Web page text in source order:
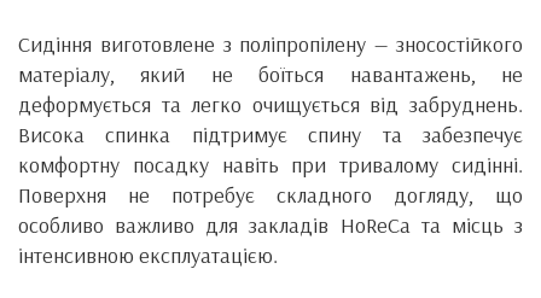
Сидіння виготовлене з поліпропілену — зносостійкого
матеріалу, який не боїться навантажень, не
деформується та легко очищується від забруднень.
Висока спинка підтримує спину та забезпечує
комфортну посадку навіть при тривалому сидінні.
Поверхня не потребує складного догляду, що
особливо важливо для закладів HoReCa та місць з
інтенсивною експлуатацією.